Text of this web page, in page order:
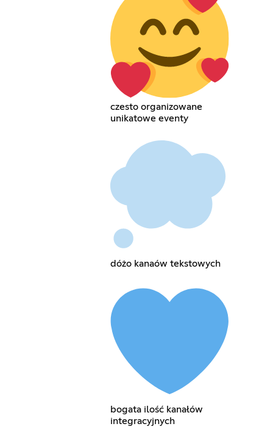
czesto organizowane
unikatowe eventy
dóżo kanaów tekstowych
bogata ilość kanałów
integracyjnych